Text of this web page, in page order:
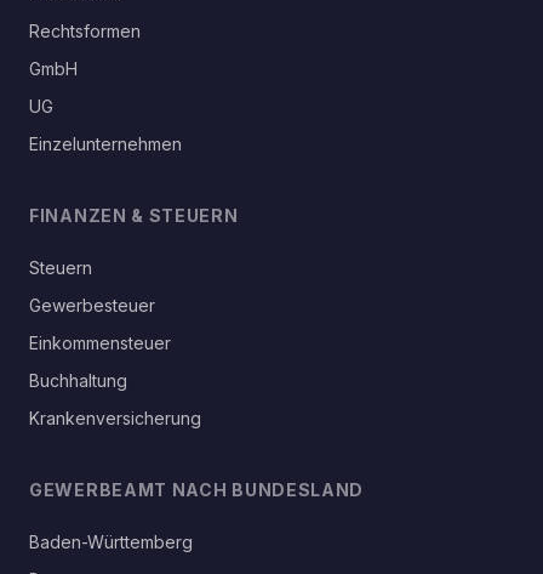
Rechtsformen
GmbH
UG
Einzelunternehmen
FINANZEN & STEUERN
Steuern
Gewerbesteuer
Einkommensteuer
Buchhaltung
Krankenversicherung
GEWERBEAMT NACH BUNDESLAND
Baden-Württemberg